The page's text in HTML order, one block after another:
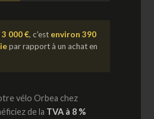
3 000 €, c'est environ 390
par rapport à un achat en
vélo Orbea chez
de la TVA à 8 %